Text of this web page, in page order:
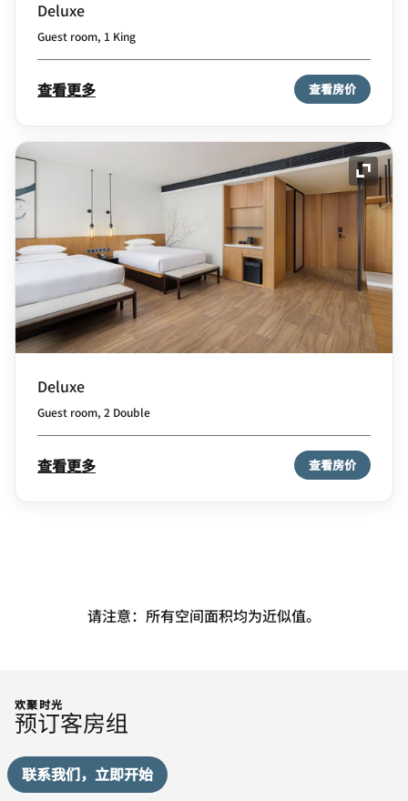
Deluxe
Guest room, 1 King
查看更多 查看房价
展开
Deluxe
Guest room, 2 Double
查看更多 查看房价
请注意：所有空间面积均为近似值。
欢聚时光
预订客房组
联系我们，立即开始